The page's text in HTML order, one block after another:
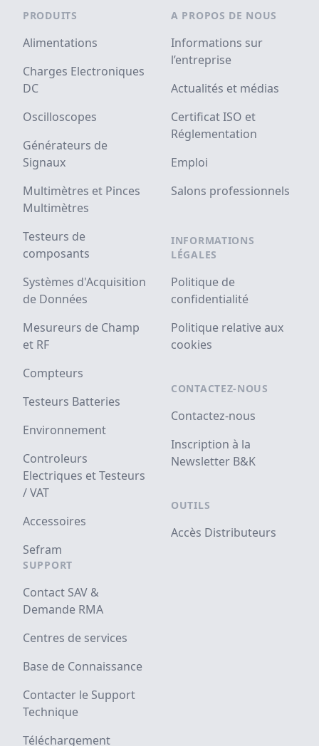
PRODUITS
Alimentations
Charges Electroniques
DC
Oscilloscopes
Générateurs de
Signaux
Multimètres et Pinces
Multimètres
Testeurs de
composants
Systèmes d'Acquisition
de Données
Mesureurs de Champ
et RF
Compteurs
Testeurs Batteries
Environnement
Controleurs
Electriques et Testeurs
/ VAT
Accessoires
Sefram
SUPPORT
Contact SAV &
Demande RMA
Centres de services
Base de Connaissance
Contacter le Support
Technique
Téléchargement
A PROPOS DE NOUS
Informations sur
l’entreprise
Actualités et médias
Certificat ISO et
Réglementation
Emploi
Salons professionnels
INFORMATIONS
LÉGALES
Politique de
confidentialité
Politique relative aux
cookies
CONTACTEZ-NOUS
Contactez-nous
Inscription à la
Newsletter B&K
OUTILS
Accès Distributeurs